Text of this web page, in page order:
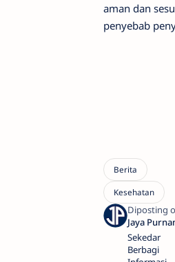
aman dan
penyebab
Sekedar
Berbagi